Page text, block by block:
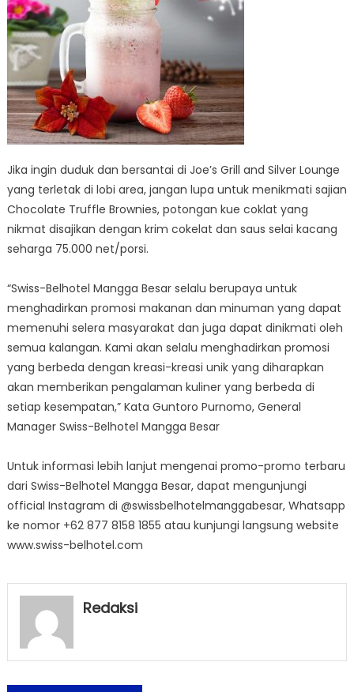
Jika ingin duduk dan bersantai di Joe’s Grill and Silver Lounge
yang terletak di lobi area, jangan lupa untuk menikmati sajian
Chocolate Truffle Brownies, potongan kue coklat yang
nikmat disajikan dengan krim cokelat dan saus selai kacang
seharga 75.000 net/porsi.
“Swiss-Belhotel Mangga Besar selalu berupaya untuk
menghadirkan promosi makanan dan minuman yang dapat
memenuhi selera masyarakat dan juga dapat dinikmati oleh
semua kalangan. Kami akan selalu menghadirkan promosi
yang berbeda dengan kreasi-kreasi unik yang diharapkan
akan memberikan pengalaman kuliner yang berbeda di
setiap kesempatan,” Kata Guntoro Purnomo, General
Manager Swiss-Belhotel Mangga Besar
Untuk informasi lebih lanjut mengenai promo-promo terbaru
dari Swiss-Belhotel Mangga Besar, dapat mengunjungi
official Instagram di @swissbelhotelmanggabesar, Whatsapp
ke nomor +62 877 8158 1855 atau kunjungi langsung website
www.swiss-belhotel.com
Redaksi